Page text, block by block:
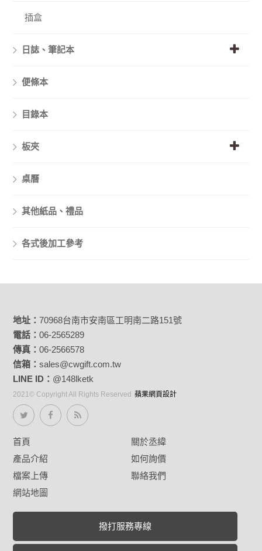
插盒
日誌、筆記本
便條本
目錄本
板夾
桌曆
其他紙品、禮品
各式後加工參考
地址：70968台南市安南區工明南二路151號
電話：06-2565289
傳真：06-2566578
信箱：sales@cwgift.com.tw
LINE ID： @148lketk
2021© Copyright All Rights Reserved 蘋果網頁設計
首頁
關於丞緯
產品介紹
如何詢價
檔案上傳
聯絡我們
網站地圖
撥打服務專線